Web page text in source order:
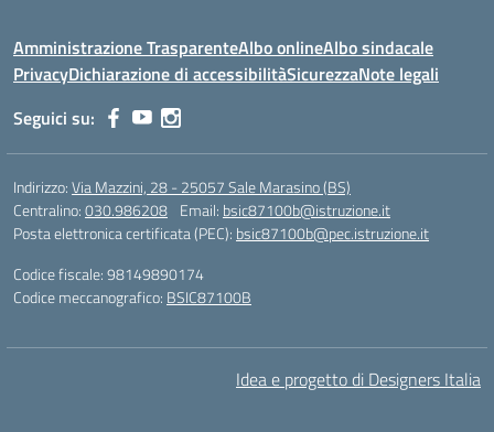
Amministrazione TrasparenteAlbo onlineAlbo sindacale
PrivacyDichiarazione di accessibilitàSicurezzaNote legali
Seguici su:
Indirizzo:Via Mazzini, 28 - 25057 Sale Marasino (BS)
Centralino:030.986208 Email: bsic87100b@istruzione.it
Posta elettronica certificata (PEC): bsic87100b@pec.istruzione.it
Codice fiscale: 98149890174
Codice meccanografico: BSIC87100B
Idea e progetto di Designers Italia